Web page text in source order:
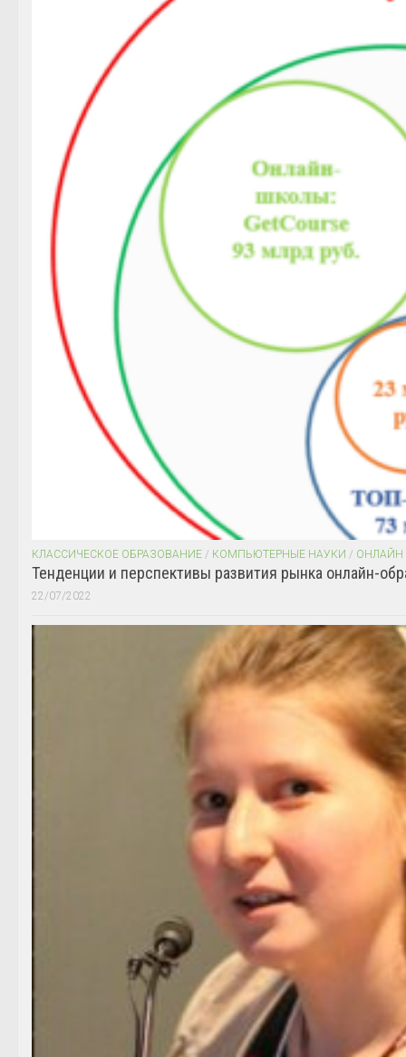
КЛАССИЧЕСКОЕ ОБРАЗОВАНИЕ / КОМПЬЮТЕРНЫЕ НАУКИ / ОНЛАЙН
Тенденции и перспективы развития рынка онлайн-
22/07/2022